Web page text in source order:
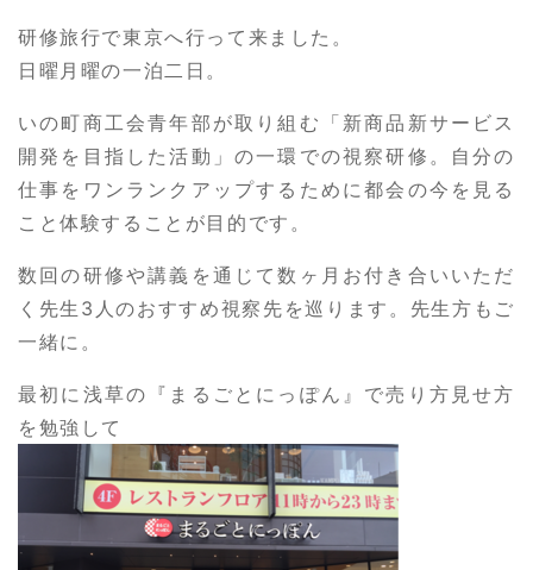
研修旅行で東京へ行って来ました。
日曜月曜の一泊二日。
いの町商工会青年部が取り組む「新商品新サービス
開発を目指した活動」の一環での視察研修。自分の
仕事をワンランクアップするために都会の今を見る
こと体験することが目的です。
数回の研修や講義を通じて数ヶ月お付き合いいただ
く先生3人のおすすめ視察先を巡ります。先生方もご
一緒に。
最初に浅草の『まるごとにっぽん』で売り方見せ方
を勉強して